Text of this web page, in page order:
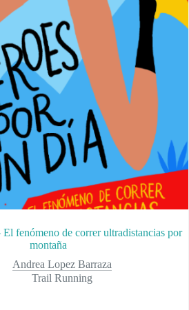
fenómeno de correr ultradistancias por
montaña
Andrea Lopez Barraza
Trail Running